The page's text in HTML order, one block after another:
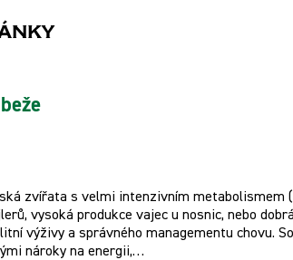
zvířata s velmi intenzivním metabolismem
vysoká produkce vajec u nosnic, nebo
výživy a správného managementu chovu.
nároky na energii,…